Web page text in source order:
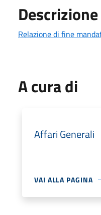
Descrizione
Relazione di fine
A cura di
Affari Generali
VAI ALLA PAGINA